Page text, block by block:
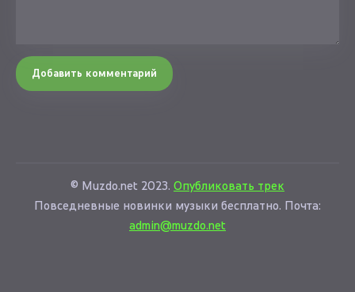
Добавить комментарий
© Muzdo.net 2023. Опубликовать трек
Повседневные новинки музыки бесплатно. Почта:
admin@muzdo.net